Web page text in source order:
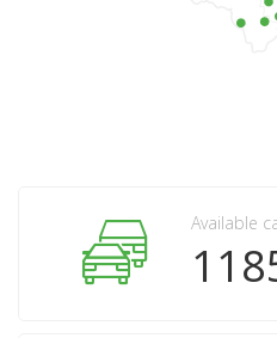
Available